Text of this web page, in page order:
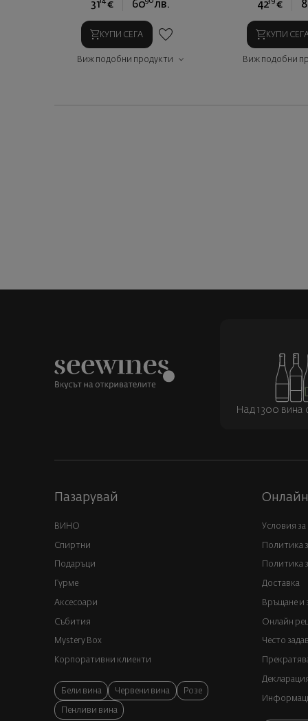
31 € 60 лв.
КУПИ СЕГА
Виж подобни продукти
42 €
КУПИ
Виж подобни
Над 1300 вина
Пазарувай
ВИНО
Спиртни
Подаръци
Гурме
Аксесоари
Събития
Mystery Box
Корпоративни клиенти
Бели вина Червени вина Розе
Пенливи вина
Условия за
Политика
Политика
Доставка
Връщане и
Онлайн
Често